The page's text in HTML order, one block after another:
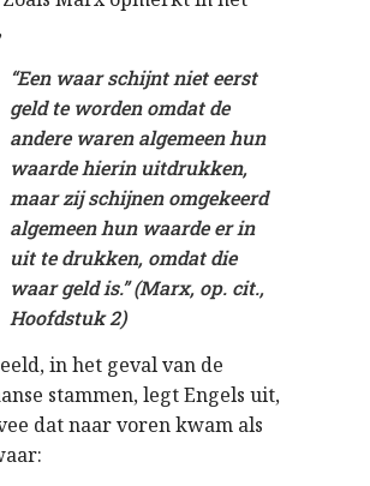
“Een waar schijnt niet eerst
geld te worden omdat de
andere waren algemeen hun
waarde hierin uitdrukken,
maar zij schijnen omgekeerd
algemeen hun waarde er in
uit te drukken, omdat die
waar geld is.” (Marx, op. cit.,
Hoofdstuk 2)
in het geval van de
stammen, legt Engels uit,
dat naar voren kwam als